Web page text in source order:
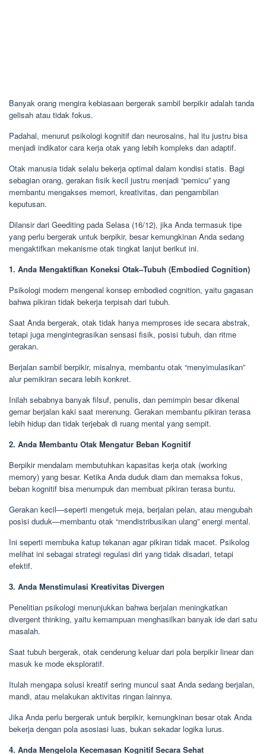
Banyak orang mengira kebiasaan bergerak sambil berpikir adalah tanda
gelisah atau tidak fokus.
Padahal, menurut psikologi kognitif dan neurosains, hal itu justru bisa
menjadi indikator cara kerja otak yang lebih kompleks dan adaptif.
Otak manusia tidak selalu bekerja optimal dalam kondisi statis. Bagi
sebagian orang, gerakan fisik kecil justru menjadi “pemicu” yang
membantu mengakses memori, kreativitas, dan pengambilan
keputusan.
Dilansir dari Geediting pada Selasa (16/12), jika Anda termasuk tipe
yang perlu bergerak untuk berpikir, besar kemungkinan Anda sedang
mengaktifkan mekanisme otak tingkat lanjut berikut ini.
1. Anda Mengaktifkan Koneksi Otak–Tubuh (Embodied Cognition)
Psikologi modern mengenal konsep embodied cognition, yaitu gagasan
bahwa pikiran tidak bekerja terpisah dari tubuh.
Saat Anda bergerak, otak tidak hanya memproses ide secara abstrak,
tetapi juga mengintegrasikan sensasi fisik, posisi tubuh, dan ritme
gerakan.
Berjalan sambil berpikir, misalnya, membantu otak “menyimulasikan”
alur pemikiran secara lebih konkret.
Inilah sebabnya banyak filsuf, penulis, dan pemimpin besar dikenal
gemar berjalan kaki saat merenung. Gerakan membantu pikiran terasa
lebih hidup dan tidak terjebak di ruang mental yang sempit.
2. Anda Membantu Otak Mengatur Beban Kognitif
Berpikir mendalam membutuhkan kapasitas kerja otak (working
memory) yang besar. Ketika Anda duduk diam dan memaksa fokus,
beban kognitif bisa menumpuk dan membuat pikiran terasa buntu.
Gerakan kecil—seperti mengetuk meja, berjalan pelan, atau mengubah
posisi duduk—membantu otak “mendistribusikan ulang” energi mental.
Ini seperti membuka katup tekanan agar pikiran tidak macet. Psikolog
melihat ini sebagai strategi regulasi diri yang tidak disadari, tetapi
efektif.
3. Anda Menstimulasi Kreativitas Divergen
Penelitian psikologi menunjukkan bahwa berjalan meningkatkan
divergent thinking, yaitu kemampuan menghasilkan banyak ide dari satu
masalah.
Saat tubuh bergerak, otak cenderung keluar dari pola berpikir linear dan
masuk ke mode eksploratif.
Itulah mengapa solusi kreatif sering muncul saat Anda sedang berjalan,
mandi, atau melakukan aktivitas ringan lainnya.
Jika Anda perlu bergerak untuk berpikir, kemungkinan besar otak Anda
bekerja dengan pola asosiasi luas, bukan sekadar logika lurus.
4. Anda Mengelola Kecemasan Kognitif Secara Sehat